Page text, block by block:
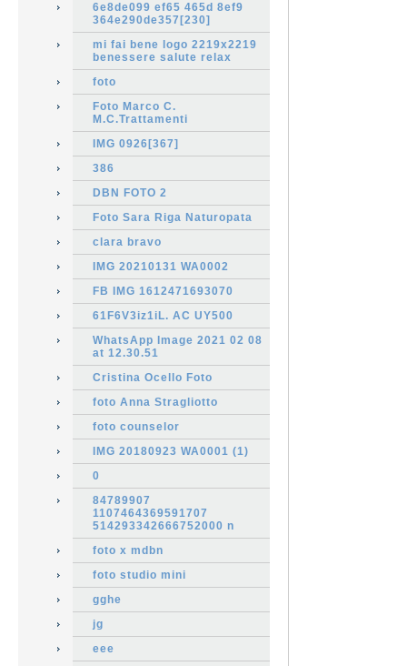
6e8de099 ef65 465d 8ef9
364e290de357[230]
mi fai bene logo 2219x2219
benessere salute relax
foto
Foto Marco C.
M.C.Trattamenti
IMG 0926[367]
386
DBN FOTO 2
Foto Sara Riga Naturopata
clara bravo
IMG 20210131 WA0002
FB IMG 1612471693070
61F6V3iz1iL. AC UY500
WhatsApp Image 2021 02 08
at 12.30.51
Cristina Ocello Foto
foto Anna Stragliotto
foto counselor
IMG 20180923 WA0001 (1)
0
84789907
1107464369591707
514293342666752000 n
foto x mdbn
foto studio mini
gghe
jg
eee